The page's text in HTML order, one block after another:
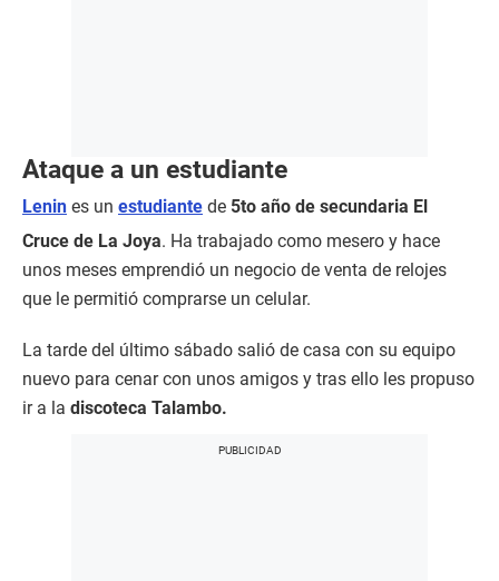
Ataque a un estudiante
Lenin es un estudiante de 5to año de secundaria El
Cruce de La Joya. Ha trabajado como mesero y hace
unos meses emprendió un negocio de venta de relojes
que le permitió comprarse un celular.
La tarde del último sábado salió de casa con su equipo
nuevo para cenar con unos amigos y tras ello les propuso
ir a la discoteca Talambo.